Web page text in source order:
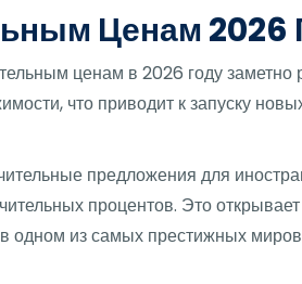
Ценам 2026
ценам в 2026 году заметно
что приводит к запуску
предложения для
процентов. Это
одном из самых престижных